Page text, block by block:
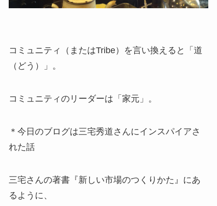
コミュニティ（またはTribe）を言い換えると「道
（どう）」。
コミュニティのリーダーは「家元」。
＊今日のブログは三宅秀道さんにインスパイアさ
れた話
三宅さんの著書『新しい市場のつくりかた』にあ
るように、